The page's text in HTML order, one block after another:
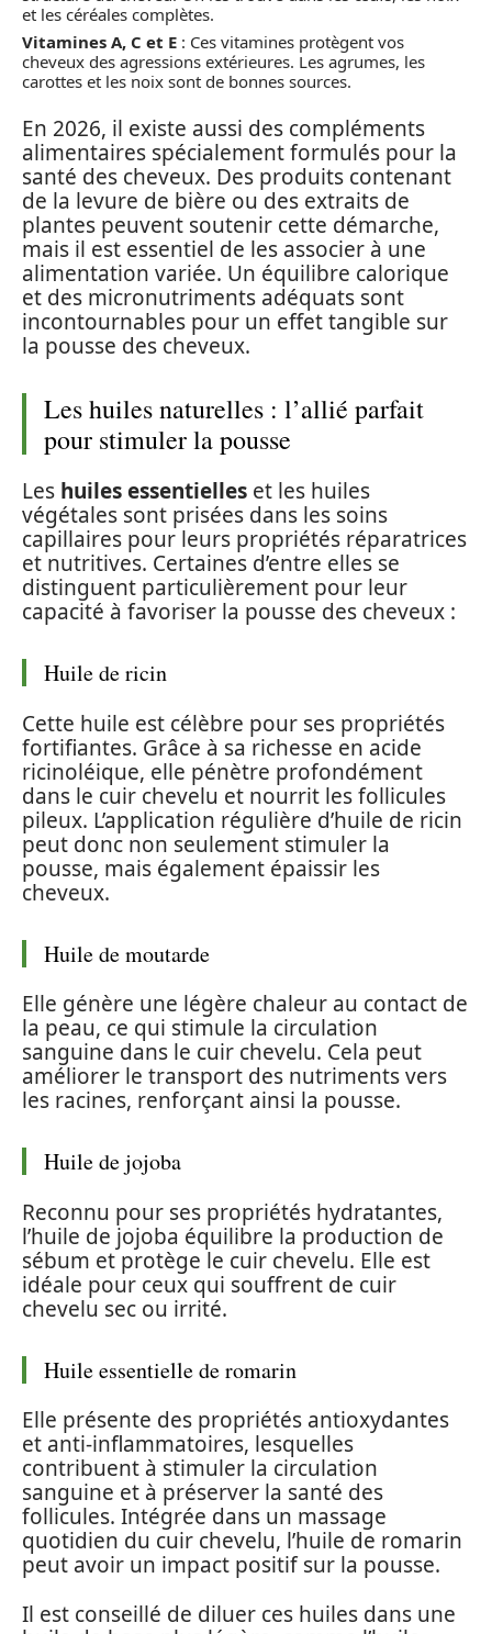
et les céréales complètes.
Vitamines A, C et E : Ces vitamines protègent vos
cheveux des agressions extérieures. Les agrumes, les
carottes et les noix sont de bonnes sources.
En 2026, il existe aussi des compléments
alimentaires spécialement formulés pour la
santé des cheveux. Des produits contenant
de la levure de bière ou des extraits de
plantes peuvent soutenir cette démarche,
mais il est essentiel de les associer à une
alimentation variée. Un équilibre calorique
et des micronutriments adéquats sont
incontournables pour un effet tangible sur
la pousse des cheveux.
Les huiles naturelles : l’allié parfait
pour stimuler la pousse
Les huiles essentielles et les huiles
végétales sont prisées dans les soins
capillaires pour leurs propriétés réparatrices
et nutritives. Certaines d’entre elles se
distinguent particulièrement pour leur
capacité à favoriser la pousse des cheveux :
Huile de ricin
Cette huile est célèbre pour ses propriétés
fortifiantes. Grâce à sa richesse en acide
ricinoléique, elle pénètre profondément
dans le cuir chevelu et nourrit les follicules
pileux. L’application régulière d’huile de ricin
peut donc non seulement stimuler la
pousse, mais également épaissir les
cheveux.
Huile de moutarde
Elle génère une légère chaleur au contact de
la peau, ce qui stimule la circulation
sanguine dans le cuir chevelu. Cela peut
améliorer le transport des nutriments vers
les racines, renforçant ainsi la pousse.
Huile de jojoba
Reconnu pour ses propriétés hydratantes,
l’huile de jojoba équilibre la production de
sébum et protège le cuir chevelu. Elle est
idéale pour ceux qui souffrent de cuir
chevelu sec ou irrité.
Huile essentielle de romarin
Elle présente des propriétés antioxydantes
et anti-inflammatoires, lesquelles
contribuent à stimuler la circulation
sanguine et à préserver la santé des
follicules. Intégrée dans un massage
quotidien du cuir chevelu, l’huile de romarin
peut avoir un impact positif sur la pousse.
Il est conseillé de diluer ces huiles dans une